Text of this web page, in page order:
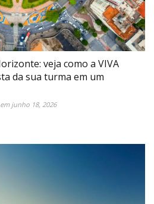
veja como a VIVA
da sua turma em um
junho 18, 2026